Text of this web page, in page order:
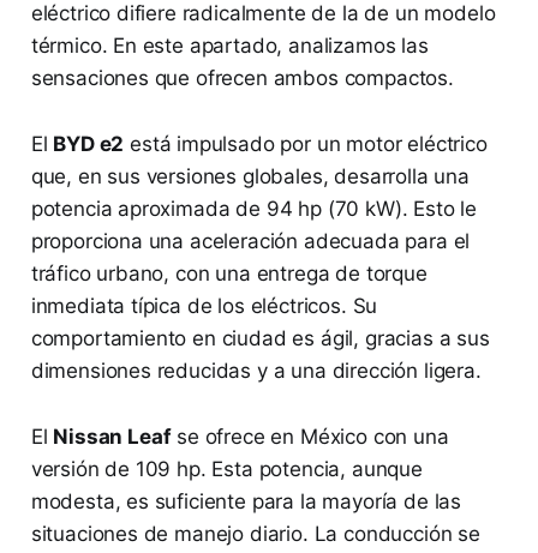
eléctrico difiere radicalmente de la de un modelo
térmico. En este apartado, analizamos las
sensaciones que ofrecen ambos compactos.
El BYD e2 está impulsado por un motor eléctrico
que, en sus versiones globales, desarrolla una
potencia aproximada de 94 hp (70 kW). Esto le
proporciona una aceleración adecuada para el
tráfico urbano, con una entrega de torque
inmediata típica de los eléctricos. Su
comportamiento en ciudad es ágil, gracias a sus
dimensiones reducidas y a una dirección ligera.
El Nissan Leafse ofrece en México con una
versión de 109 hp. Esta potencia, aunque
modesta, es suficiente para la mayoría de las
situaciones de manejo diario. La conducción se